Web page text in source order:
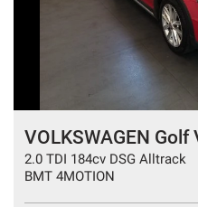
VOLKSWAGEN Golf
2.0 TDI 184cv DSG Alltrack
BMT 4MOTION
rimanda
cookie
policy.
Puoi